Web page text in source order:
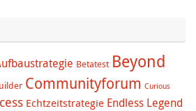
Betatest Beyond
Communityforum Curious
Echtzeitstrategie Endless Legend